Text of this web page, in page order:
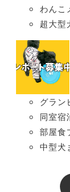
わんこ
超大型
グラン
同室宿
部屋食
中型犬